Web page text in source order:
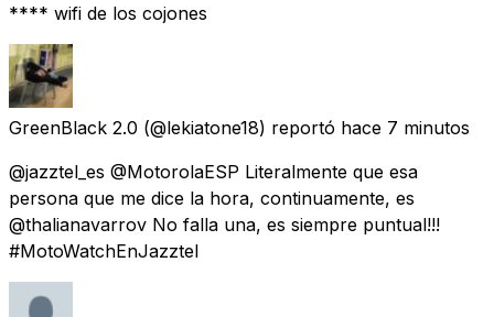
**** wifi de los cojones
GreenBlack 2.0 (@lekiatone18) reportó hace 7 minutos
@jazztel_es @MotorolaESP Literalmente que esa
persona que me dice la hora, continuamente, es
@thalianavarrov No falla una, es siempre puntual!!!
#MotoWatchEnJazztel